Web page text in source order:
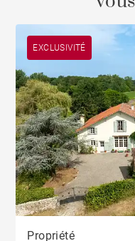
EXCLUSIVITÉ
Propriété